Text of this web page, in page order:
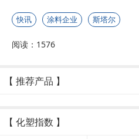
快讯 涂料企业 斯塔尔
阅读：1576
【 推荐产品 】
【 化塑指数 】